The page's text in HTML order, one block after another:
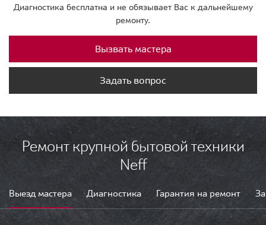
Диагностика бесплатна и не обязывает Вас к дальнейшему
ремонту.
Вызвать мастера
Задать вопрос
Ремонт крупной бытовой техники
Neff
Выезд мастера Диагностика Гарантия на ремонт